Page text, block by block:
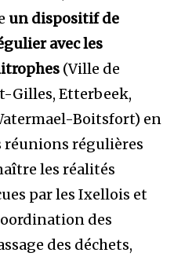
un dispositif de
avec les
(Ville de
Gilles, Etterbeek,
Boitsfort) en
réunions régulières
les réalités
par les Ixellois et
des
des déchets,